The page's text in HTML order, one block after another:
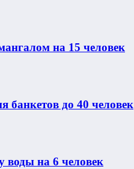
на 15 человек
банкетов до 40 человек
воды на 6 человек